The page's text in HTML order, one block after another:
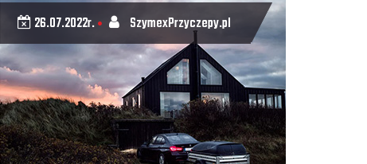
26.07.2022r.• SzymexPrzyczepy.pl